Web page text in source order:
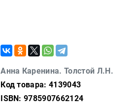
Анна Каренина. Толстой Л.Н.
Код товара: 4139043
ISBN: 9785907662124